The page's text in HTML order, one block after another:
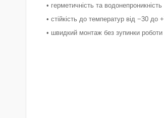
• герметичність та водонепроникність
• стійкість до температур від −30 до
• швидкий монтаж без зупинки роботи